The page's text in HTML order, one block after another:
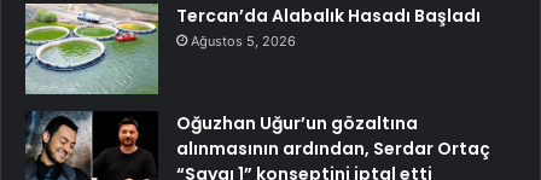
Tercan’da Alabalık Hasadı Başladı
Ağustos 5, 2026
Oğuzhan Uğur’un gözaltına
alınmasının ardından, Serdar Ortaç
“Saygı 1” konseptini iptal etti